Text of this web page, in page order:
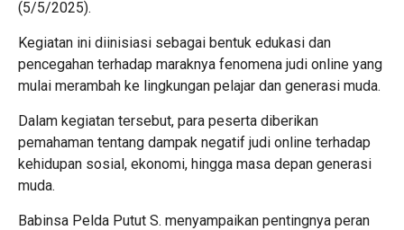
(5/5/2025).
Kegiatan ini diinisiasi sebagai bentuk edukasi dan
pencegahan terhadap maraknya fenomena judi online yang
mulai merambah ke lingkungan pelajar dan generasi muda.
Dalam kegiatan tersebut, para peserta diberikan
pemahaman tentang dampak negatif judi online terhadap
kehidupan sosial, ekonomi, hingga masa depan generasi
muda.
Babinsa Pelda Putut S. menyampaikan pentingnya peran